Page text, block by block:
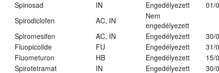
Spinosad
IN Engedélyezett
01/
Spirodiclofen
AC, IN
Nem
engedélyezett
Spiromesifen
AC, IN Engedélyezett
30/
Fluopicolide
FU Engedélyezett
31/
Fluometuron
HB Engedélyezett
15/
Spirotetramat
IN Engedélyezett 30/